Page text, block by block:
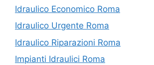
Idraulico Economico Roma
Idraulico Urgente Roma
Idraulico Riparazioni Roma
Impianti Idraulici Roma